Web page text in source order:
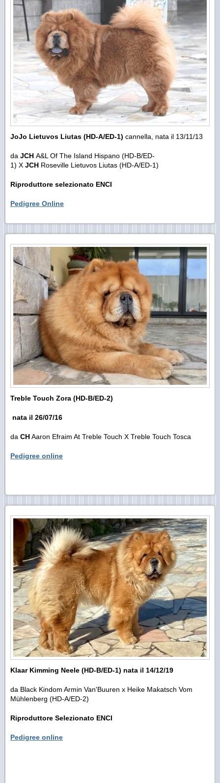
JoJo Lietuvos Liutas (HD-A/ED-1) cannella, nata il 13/11/13
da JCH A&L Of The Island Hispano (HD-B/ED-
1) X JCH Roseville Lietuvos Liutas (HD-A/ED-1)
Riproduttore selezionato ENCI
Pedigree Online
Treble Touch Zora (HD-B/ED-2)
nata il 26/07/16
da CHAaron Efraim At Treble Touch X Treble Touch Tosca
Pedigree online
Klaar Kimming Neele (HD-B/ED-1) nata il 14/12/19
da Black Kindom Armin Van'Buuren x Heike Makatsch Vom
Mühlenberg (HD-A/ED-2)
Riproduttore Selezionato ENCI
Pedigree online